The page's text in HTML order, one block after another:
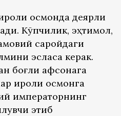
осмонда деярли
Кўпчилик, эҳтимол,
саройдаги
эсласа керак.
боғлиқ афсонага
қироли осмонга
императорнинг
этиб